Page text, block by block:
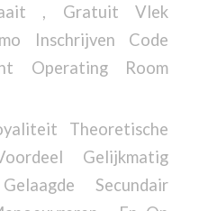
, Gratuit Vlek
Inschrijven Code
Operating Room
Theoretische
Gelijkmatig
Secundair